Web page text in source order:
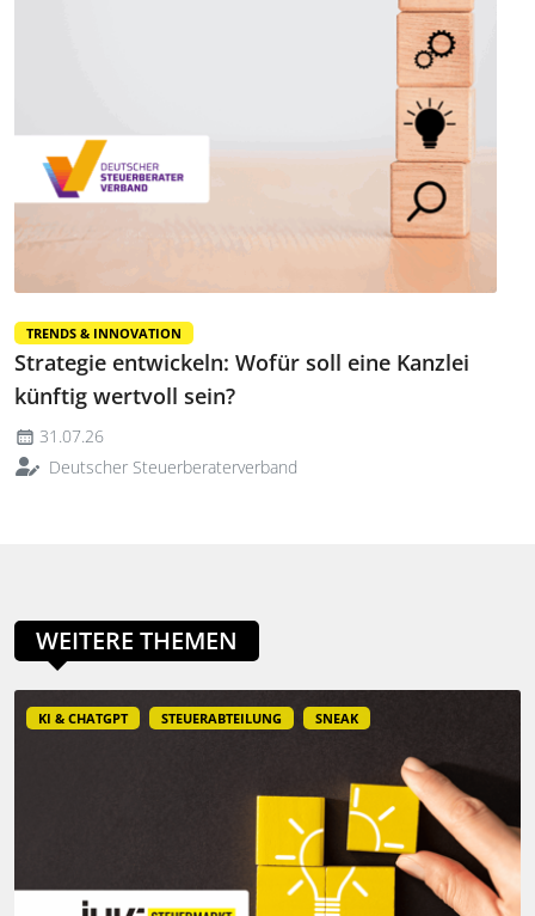
TRENDS & INNOVATION
Strategie entwickeln: Wofür soll eine Kanzlei
künftig wertvoll sein?
31.07.26
Deutscher Steuerberaterverband
WEITERE THEMEN
KI & CHATGPT STEUERABTEILUNG SNEAK